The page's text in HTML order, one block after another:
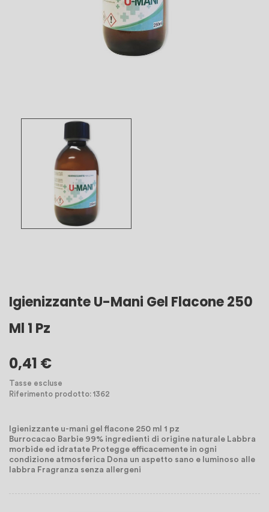
Igienizzante U-Mani Gel Flacone 250
Ml 1 Pz
0,41 €
Tasse escluse
Riferimento prodotto: 1362
Igienizzante u-mani gel flacone 250 ml 1 pz
Burrocacao Barbie 99% ingredienti di origine naturale Labbra
morbide ed idratate Protegge efficacemente in ogni
condizione atmosferica Dona un aspetto sano e luminoso alle
labbra Fragranza senza allergeni